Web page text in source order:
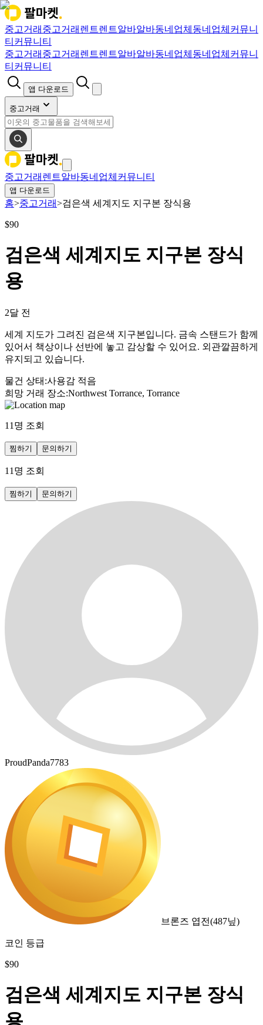
중고거래 중고거래 렌트렌트알바알바동네업체 동네업체 커뮤니
티 커뮤니티
중고거래 중고거래 렌트렌트알바알바동네업체 동네업체 커뮤니
티 커뮤니티
앱 다운로드
중고거래
중고거래 렌트알바동네업체 커뮤니티
앱 다운로드
홈>중고거래>검은색 세계지도 지구본 장식용
$90
검은색 세계지도 지구본 장식
용
2달 전
세계 지도가 그려진 검은색 지구본입니다. 금속 스탠드가 함께
있어서 책상이나 선반에 놓고 감상할 수 있어요. 외관깔끔하게
유지되고 있습니다.
물건 상태 :사용감 적음
희망 거래 장소:Northwest Torrance, Torrance
11 명 조회
찜하기 문의하기
11 명 조회
찜하기 문의하기
ProudPanda7783
브론즈 엽전(487닢)
코인 등급
$90
검은색 세계지도 지구본 장식
용